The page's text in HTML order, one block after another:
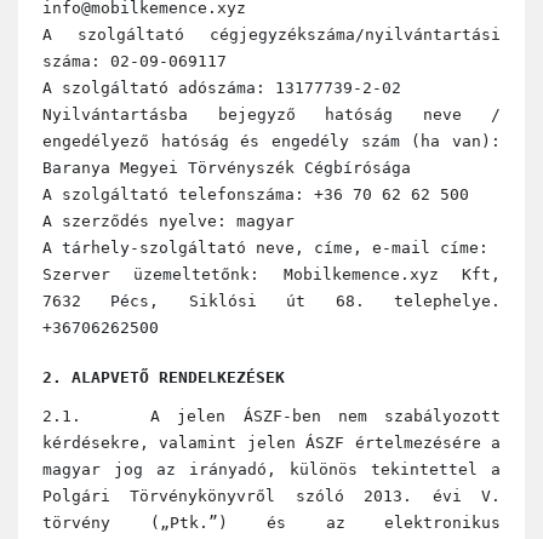
info@mobilkemence.xyz
A szolgáltató cégjegyzékszáma/nyilvántartási
száma: 02-09-069117
A szolgáltató adószáma: 13177739-2-02
Nyilvántartásba bejegyző hatóság neve /
engedélyező hatóság és engedély szám (ha van):
Baranya Megyei Törvényszék Cégbírósága
A szolgáltató telefonszáma: +36 70 62 62 500
A szerződés nyelve: magyar
A tárhely-szolgáltató neve, címe, e-mail címe:
Szerver üzemeltetőnk: Mobilkemence.xyz Kft,
7632 Pécs, Siklósi út 68. telephelye.
+36706262500
2. ALAPVETŐ RENDELKEZÉSEK
2.1. A jelen ÁSZF-ben nem szabályozott
kérdésekre, valamint jelen ÁSZF értelmezésére a
magyar jog az irányadó, különös tekintettel a
Polgári Törvénykönyvről szóló 2013. évi V.
törvény („Ptk.”) és az elektronikus